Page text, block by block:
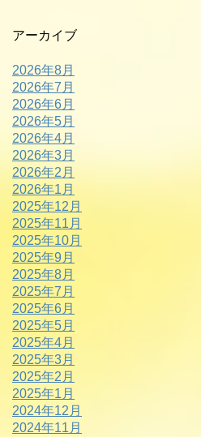
アーカイブ
2026年8月
2026年7月
2026年6月
2026年5月
2026年4月
2026年3月
2026年2月
2026年1月
2025年12月
2025年11月
2025年10月
2025年9月
2025年8月
2025年7月
2025年6月
2025年5月
2025年4月
2025年3月
2025年2月
2025年1月
2024年12月
2024年11月